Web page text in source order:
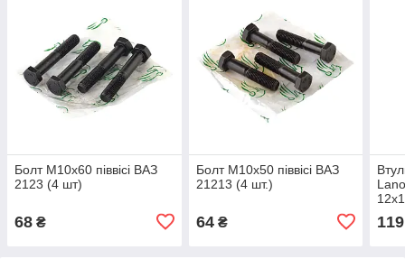
Болт М10х60 піввісі ВАЗ
2123 (4 шт)
68 ₴
Болт М10х50 піввісі ВАЗ
21213 (4 шт.)
64₴